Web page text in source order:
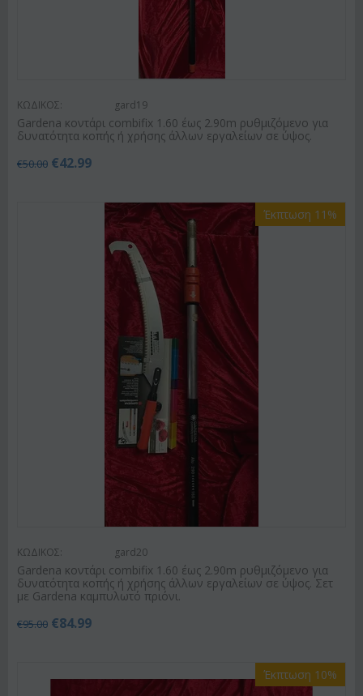
ΚΩΔΙΚΟΣ: gard19
Gardena κοντάρι combifix 1.60 έως 2.90m ρυθμιζόμενο για
δυνατότητα κοπής ή χρήσης άλλων εργαλείων σε ύψος.
€50.00 €42.99
Έκπτωση 11%
ΚΩΔΙΚΟΣ: gard20
Gardena κοντάρι combifix 1.60 έως 2.90m ρυθμιζόμενο για
δυνατότητα κοπής ή χρήσης άλλων εργαλείων σε ύψος. Σετ
με Gardena καμπυλωτό πριόνι.
€95.00 €84.99
Έκπτωση 10%